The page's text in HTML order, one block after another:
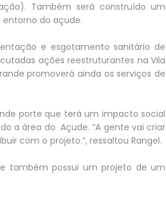
Também será construído um
do açude.
e esgotamento sanitário de
ações reestruturantes na Vila
promoverá ainda os serviços de
porte que terá um impacto social
a área do Açude. “A gente vai criar
com o projeto.”, ressaltou Rangel.
também possui um projeto de um